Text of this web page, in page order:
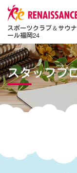
スポーツクラブ＆サウ
ール福岡24
スタッフブ